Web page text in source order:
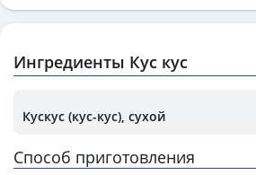
Ингредиенты Кус кус
Кускус (кус-кус), сухой
Способ приготовления